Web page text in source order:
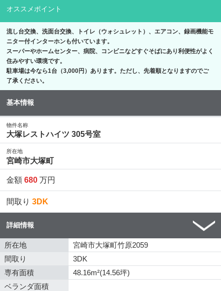
オススメポイント
流し台交換、洗面台交換、トイレ（ウォシュレット）、エアコン、録画機能モ
ニター付インターホンも付いています。
スーパーやホームセンター、病院、コンビニなどすぐそばにあり利便性がよく
住みやすい環境です。
駐車場は今なら1台（3,000円）あります。ただし、先着順となりますのでご
了承ください。
基本情報
物件名称
大塚レストハイツ 305号室
所在地
宮崎市大塚町
金額680 万円
間取り3DK
詳細情報
所在地
宮崎市大塚町竹原2059
間取り
3DK
専有面積
48.16m²(14.56坪)
ベランダ面積